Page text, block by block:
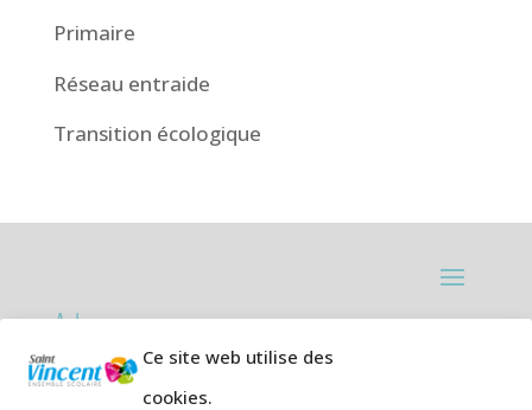
Ce site web utilise des
cookies.
Primaire
Réseau entraide
Transition écologique
Adresses:
Ecole primaire de la Plage,